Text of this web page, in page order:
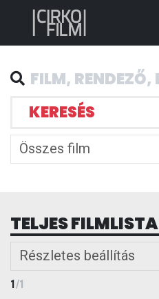
KERESÉS
Összes film
TELJES FILMLISTA
Részletes beállítás
1/1